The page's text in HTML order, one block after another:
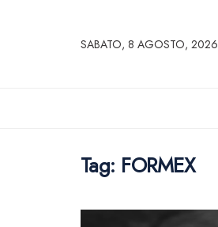
SABATO, 8 AGOSTO, 2026
Tag: FORMEX